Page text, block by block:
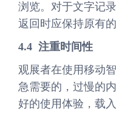
浏览。对于文字记
返回时应保持原有的
4.4 注重时间性
观展者在使用移动
急需要的，过慢的
好的使用体验，载